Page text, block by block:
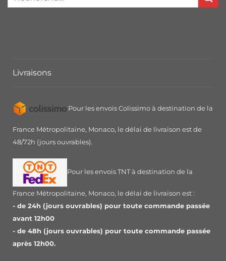
Livraisons
Pour les envois Colissimo à destination de la
France Métropolitaine, Monaco, le délai de livraison est de
48/72h (jours ouvrables).
Pour les envois TNT à destination de la
France Métropolitaine, Monaco, le délai de livraison est :
- de 24h (jours ouvrables) pour toute commande passée
avant 12h00
- de 48h (jours ouvrables) pour toute commande passée
après 12h00.